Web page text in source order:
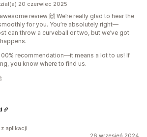
20 czerwiec 2025
review 🙌 We’re really glad to hear the
for you. You’re absolutely right—
can throw a curveball or two, but we’ve got
recommendation—it means a lot to us! If
you know where to find us.
26 wrzesień 2024
aplikacji